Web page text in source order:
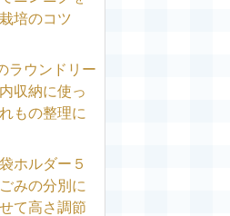
培のコツ
ラウンドリー
収納に使っ
もの整理に
ホルダー５
みの分別に
て高さ調節